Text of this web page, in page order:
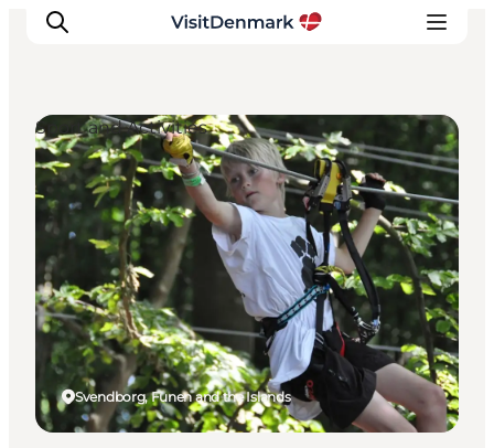
Inspirations
Destinations
Quoi faire
Hébergements
Planifiez votre voyage
Svendborg, Funen and the Islands
Sport and Activities